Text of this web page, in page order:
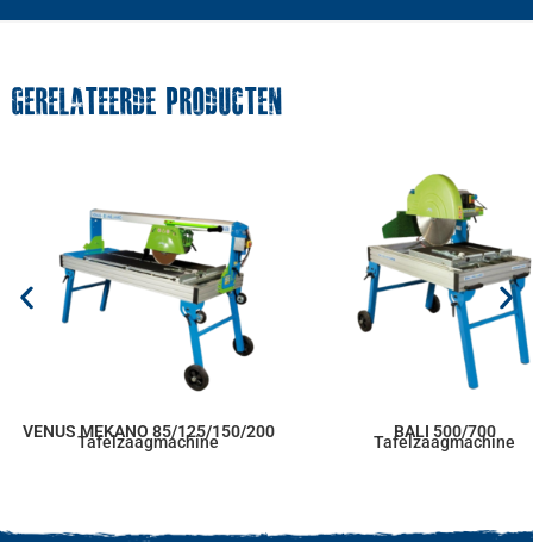
GERELATEERDE PRODUCTEN
VENUS MEKANO 85/125/150/200
Tafelzaagmachine
BALI 500/700
Tafelzaagmachine